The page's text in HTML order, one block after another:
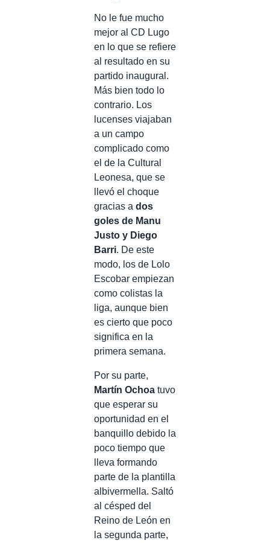
No le fue mucho
mejor al CD Lugo
en lo que se refiere
al resultado en su
partido inaugural.
Más bien todo lo
contrario. Los
lucenses viajaban
a un campo
complicado como
el de la Cultural
Leonesa, que se
llevó el choque
gracias a dos
goles de Manu
Justo y Diego
Barri. De este
modo, los de Lolo
Escobar empiezan
como colistas la
liga, aunque bien
es cierto que poco
significa en la
primera semana.
Por su parte,
Martín Ochoa tuvo
que esperar su
oportunidad en el
banquillo debido la
poco tiempo que
lleva formando
parte de la plantilla
albivermella. Saltó
al césped del
Reino de León en
la segunda parte,